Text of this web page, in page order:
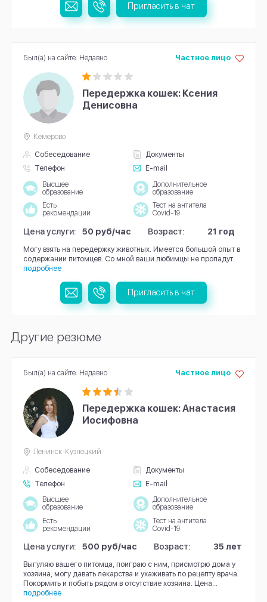
Пригласить в чат
Передержка кошек: Ксения
Денисовна
Собеседование
Документы
Телефон
E-mail
Частное лицо
Кемерово
Высшее
образование
Дополнительное
образование
Есть
рекомендации
Тест на антитела
Covid-19
Цена услуги: 50 руб/час Возраст: 21 год
Могу взять на передержку животных. Имеется большой опыт в
содержании питомцев. Со мной ваши любимцы не пропадут
подробнее
Был(а) на сайте: Недавно
Пригласить в чат
Другие резюме
Передержка кошек: Анастасия
Иосифовна
Собеседование
Документы
Телефон
E-mail
Частное лицо
Ленинск-Кузнецкий
Высшее
образование
Дополнительное
образование
Есть
рекомендации
Тест на антитела
Covid-19
Цена услуги: 500 руб/час Возраст: 35 лет
Выгуляю вашего питомца, поиграю с ним, присмотрю дома у
хозяина, могу давать лекарства и ухаживать по рецепту врача.
Покормить и побыть рядом в отсутствие хозяина. Цена...
подробнее
Был(а) на сайте: Недавно